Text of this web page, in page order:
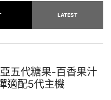
LATEST
五代糖果-百香果汁
適配5代主機